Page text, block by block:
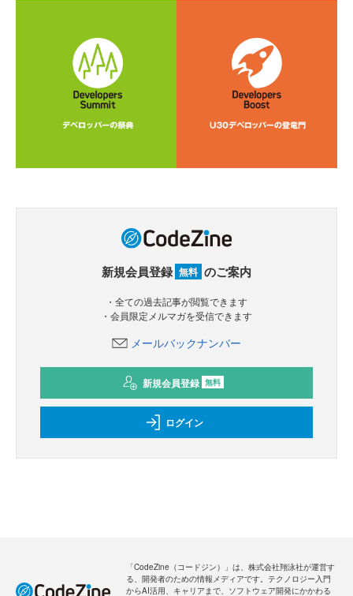
新規会員登録 無料 のご案内
・全ての過去記事が閲覧できます
・会員限定メルマガを受信できます
メールバックナンバー
新規会員登録 無料
ログイン
「CodeZine（コードジン）」は、株式会社翔泳社が運営す
る、開発者のための情報メディアです。テクノロジー入門
からAI活用、キャリアまで、ソフトウェア開発にかかわる